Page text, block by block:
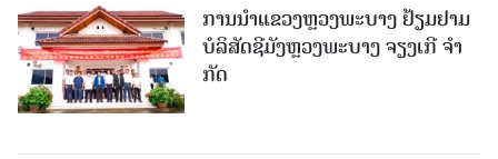
ການນຳແຂວງຫຼວງພະບາງ ຢ້ຽມ​ຢາມ
ບໍ​ລິ​ສັດຊີມັງຫຼວງພະບາງ ຈຽງເກີ ຈໍາ
ກັດ